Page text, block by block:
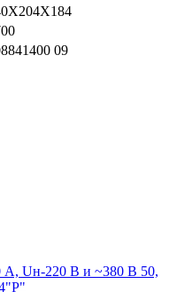
09
Uн-220 В и ~380 В 50,